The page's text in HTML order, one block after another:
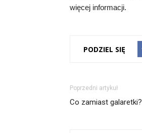
więcej informacji.
PODZIEL SIĘ
Poprzedni artykuł
Co zamiast galaretki?